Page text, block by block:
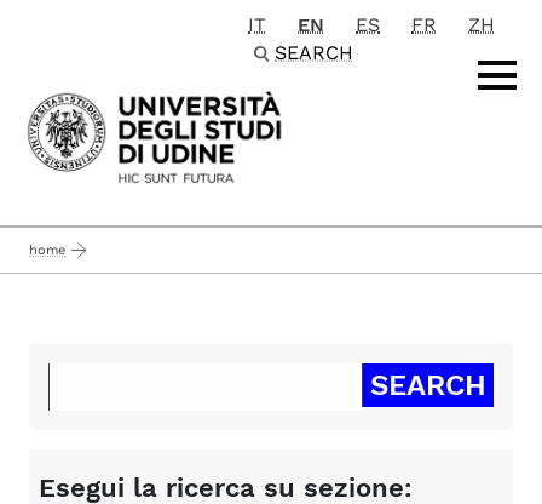
Passa al contenuto principale
IT EN ES FR
ZH
SEARCH
home
Esegui la ricerca su sezione: